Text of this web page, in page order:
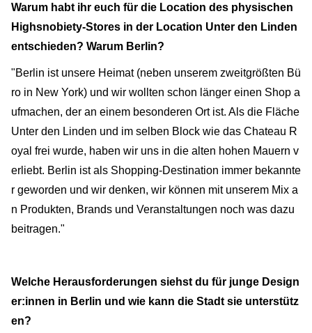
Warum habt ihr euch für die Location des physischen
Highsnobiety-Stores in der Location Unter den Linden
entschieden? Warum Berlin?
"Berlin ist unsere Heimat (neben unserem zweitgrößten Bü
ro in New York) und wir wollten schon länger einen Shop a
ufmachen, der an einem besonderen Ort ist. Als die Fläche
Unter den Linden und im selben Block wie das Chateau R
oyal frei wurde, haben wir uns in die alten hohen Mauern v
erliebt. Berlin ist als Shopping-Destination immer bekannte
r geworden und wir denken, wir können mit unserem Mix a
n Produkten, Brands und Veranstaltungen noch was dazu
beitragen."
Welche Herausforderungen siehst du für junge Design
er:innen in Berlin und wie kann die Stadt sie unterstütz
en?